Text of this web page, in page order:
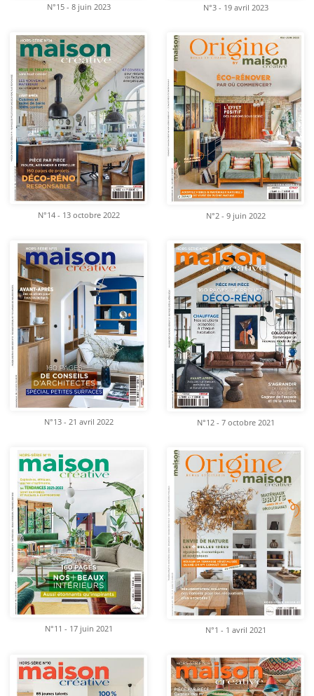
N°15 - 8 juin 2023 N°3 - 19 avril 2023
N°14 - 13 octobre 2022 N°2 - 9 juin 2022
N°13 - 21 avril 2022 N°12 - 7 octobre 2021
N°11 - 17 juin 2021 N°1 - 1 avril 2021